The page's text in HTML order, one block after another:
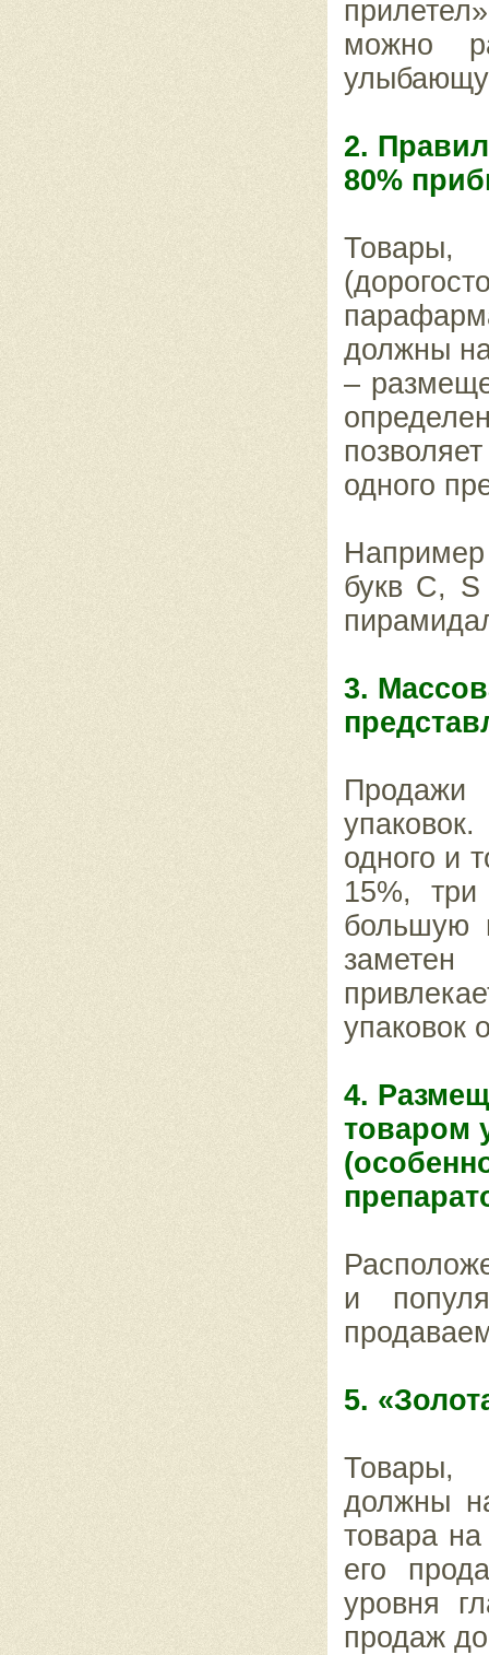
можно
2.
80%
Товары,
должны
–
одного
букв C,
3.
Продажи
одного и
15%,
большую
упаковок
4.
товаром
и
5.
Товары,
должны
товара
его
уровня
продаж